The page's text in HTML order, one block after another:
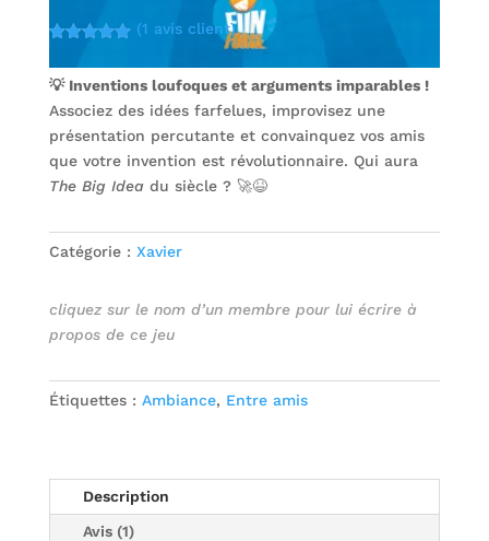
sur 5
basé sur
client
(1 avis client)
💡 Inventions loufoques et arguments imparables !
Associez des idées farfelues, improvisez une
présentation percutante et convainquez vos amis
que votre invention est révolutionnaire. Qui aura
The Big Ideadu siècle ? 🚀😆
Catégorie : Xavier
cliquez sur le nom d’un membre pour lui écrire à
propos de ce jeu
Étiquettes : Ambiance, Entre amis
Description
Avis (1)